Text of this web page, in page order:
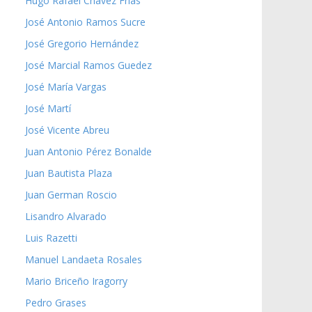
José Antonio Ramos Sucre
José Gregorio Hernández
José Marcial Ramos Guedez
José María Vargas
José Martí
José Vicente Abreu
Juan Antonio Pérez Bonalde
Juan Bautista Plaza
Juan German Roscio
Lisandro Alvarado
Luis Razetti
Manuel Landaeta Rosales
Mario Briceño Iragorry
Pedro Grases